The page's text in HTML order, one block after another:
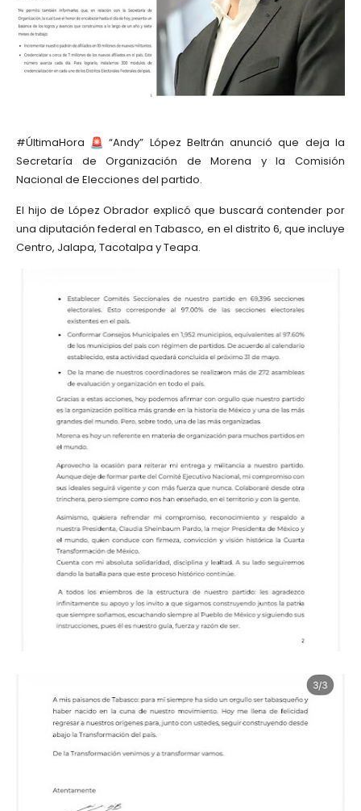
#ÚltimaHora
“Andy” López Beltrán anunció que deja la
Secretaría de Organización de Morena y la Comisión
Nacional de Elecciones del partido.
El hijo de López Obrador explicó que buscará contender por
una diputación federal en Tabasco, en el distrito 6, que incluye
Centro, Jalapa, Tacotalpa y Teapa.